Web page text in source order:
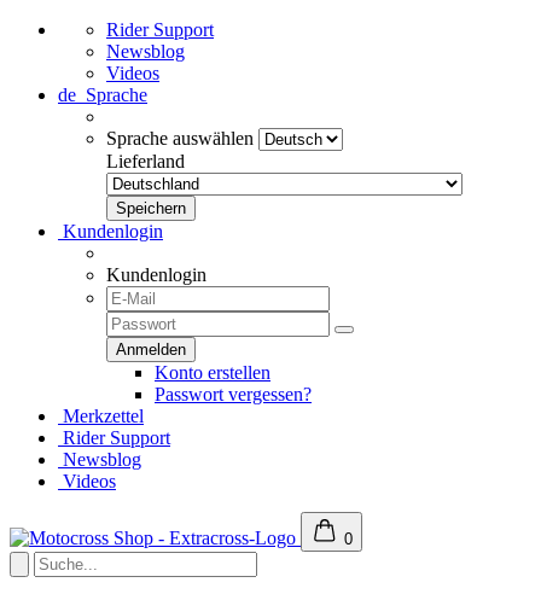
Rider Support
Newsblog
Videos
de Sprache
Sprache auswählen
Lieferland
Kundenlogin
Kundenlogin
Konto erstellen
Passwort vergessen?
Merkzettel
Rider Support
Newsblog
Videos
0